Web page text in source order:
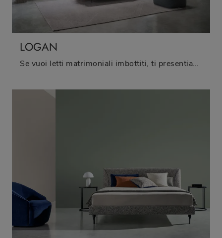
LOGAN
Se vuoi letti matrimoniali imbottiti, ti presentiamo il modello Logan in tessuto per arricchire la camera da letto.